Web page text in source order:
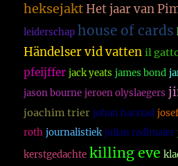
heksejakt Het jaar van
leiderschap house of cards
Händelser vid vatten il
pfeijffer jack yeats james bond
jason bourne jeroen olyslaegers
joachim trier johan harstad
roth journalistiek julian radlmaier
kerstgedachte killing eve